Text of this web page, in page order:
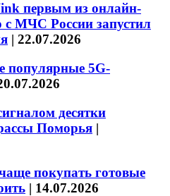
первым из онлайн-
с МЧС России запустил
| 22.07.2026
популярные 5G-
десятки
Поморья |
покупать готовые
| 14.07.2026